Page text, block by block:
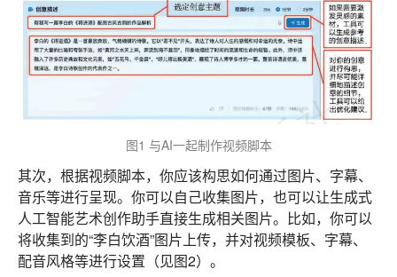
图1 与AI一起制作视频脚本
其次，根据视频脚本，你应该构思如何通过图片、字幕、
音乐等进行呈现。你可以自己收集图片，也可以让生成式
人工智能艺术创作助手直接生成相关图片。比如，你可以
将收集到的“李白饮酒”图片上传，并对视频模板、字幕、
配音风格等进行设置（见图2）。